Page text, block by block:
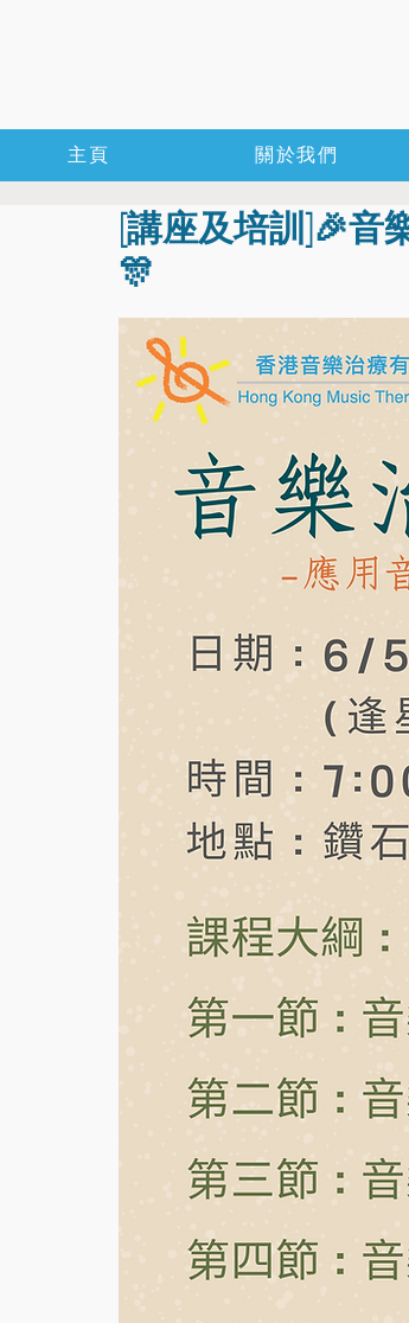
主頁 關於我們
[講座及培訓]🎉音
🎊